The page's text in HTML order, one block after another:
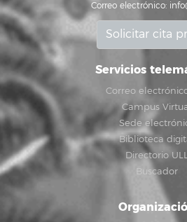
Correo electrónico:
Solicitar cita
Servicios
Correo
Campus
Sede
Biblioteca
Directorio
Buscador